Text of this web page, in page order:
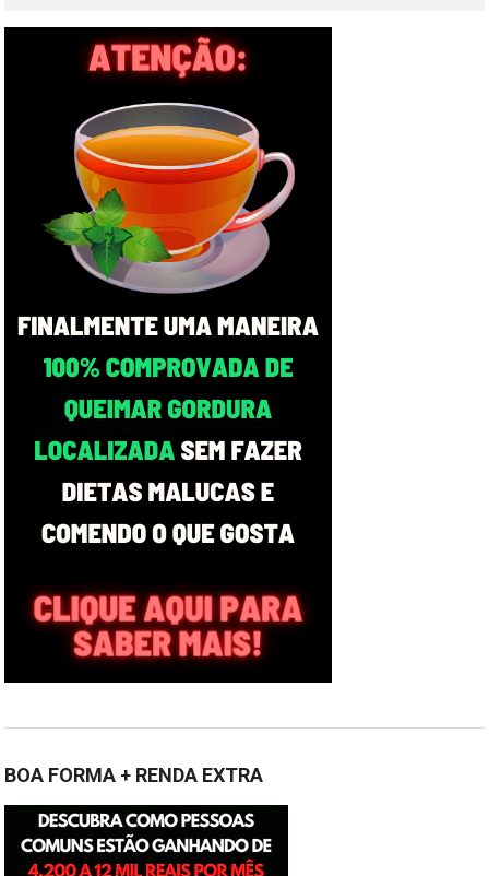
BOA FORMA + RENDA EXTRA